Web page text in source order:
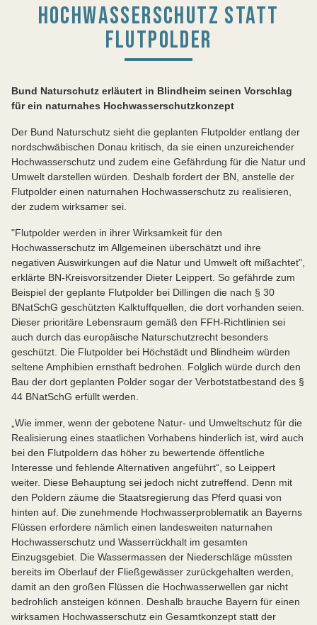
HOCHWASSERSCHUTZ STATT
FLUTPOLDER
Bund Naturschutz erläutert in Blindheim seinen Vorschlag
für ein naturnahes Hochwasserschutzkonzept
Der Bund Naturschutz sieht die geplanten Flutpolder entlang der
nordschwäbischen Donau kritisch, da sie einen unzureichender
Hochwasserschutz und zudem eine Gefährdung für die Natur und
Umwelt darstellen würden. Deshalb fordert der BN, anstelle der
Flutpolder einen naturnahen Hochwasserschutz zu realisieren,
der zudem wirksamer sei.
"Flutpolder werden in ihrer Wirksamkeit für den
Hochwasserschutz im Allgemeinen überschätzt und ihre
negativen Auswirkungen auf die Natur und Umwelt oft mißachtet",
erklärte BN-Kreisvorsitzender Dieter Leippert. So gefährde zum
Beispiel der geplante Flutpolder bei Dillingen die nach § 30
BNatSchG geschützten Kalktuffquellen, die dort vorhanden seien.
Dieser prioritäre Lebensraum gemäß den FFH-Richtlinien sei
auch durch das europäische Naturschutzrecht besonders
geschützt. Die Flutpolder bei Höchstädt und Blindheim würden
seltene Amphibien ernsthaft bedrohen. Folglich würde durch den
Bau der dort geplanten Polder sogar der Verbotstatbestand des §
44 BNatSchG erfüllt werden.
„Wie immer, wenn der gebotene Natur- und Umweltschutz für die
Realisierung eines staatlichen Vorhabens hinderlich ist, wird auch
bei den Flutpoldern das höher zu bewertende öffentliche
Interesse und fehlende Alternativen angeführt“, so Leippert
weiter. Diese Behauptung sei jedoch nicht zutreffend. Denn mit
den Poldern zäume die Staatsregierung das Pferd quasi von
hinten auf. Die zunehmende Hochwasserproblematik an Bayerns
Flüssen erfordere nämlich einen landesweiten naturnahen
Hochwasserschutz und Wasserrückhalt im gesamten
Einzugsgebiet. Die Wassermassen der Niederschläge müssten
bereits im Oberlauf der Fließgewässer zurückgehalten werden,
damit an den großen Flüssen die Hochwasserwellen gar nicht
bedrohlich ansteigen können. Deshalb brauche Bayern für einen
wirksamen Hochwasserschutz ein Gesamtkonzept statt der